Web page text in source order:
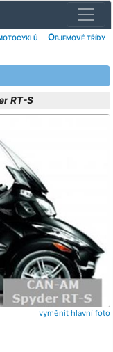
Objemové třídy
RT-S
vyměnit hlavní foto